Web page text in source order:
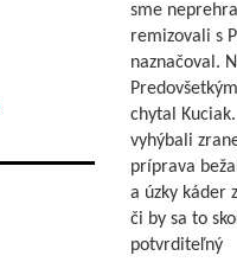
sme
remizovali s
naznačoval.
chytal
vyhýbali
príprava
a úzky káder
či by sa to
potvrditeľný